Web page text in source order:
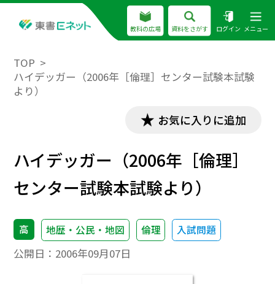
教科の広場 資料をさがす ログイン メニュー
TOP
ハイデッガー（2006年［倫理］センター試験本試験
より）
お気に入りに追加
ハイデッガー（2006年［倫理］
センター試験本試験より）
高 地歴・公民・地図 倫理 入試問題
公開日： 2006年09月07日